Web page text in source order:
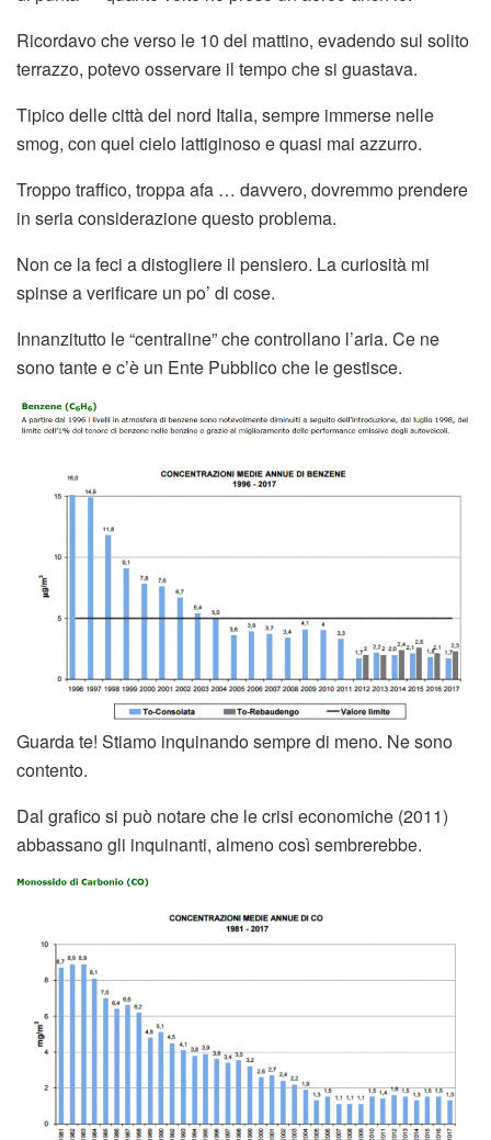
Ricordavo che verso le 10 del mattino, evadendo sul solito
terrazzo, potevo osservare il tempo che si guastava.
Tipico delle città del nord Italia, sempre immerse nelle
smog, con quel cielo lattiginoso e quasi mai azzurro.
Troppo traffico, troppa afa … davvero, dovremmo prendere
in seria considerazione questo problema.
Non ce la feci a distogliere il pensiero. La curiosità mi
spinse a verificare un po’ di cose.
Innanzitutto le “centraline” che controllano l’aria. Ce ne
sono tante e c’è un Ente Pubblico che le gestisce.
Guarda te! Stiamo inquinando sempre di meno. Ne sono
contento.
Dal grafico si può notare che le crisi economiche (2011)
abbassano gli inquinanti, almeno così sembrerebbe.